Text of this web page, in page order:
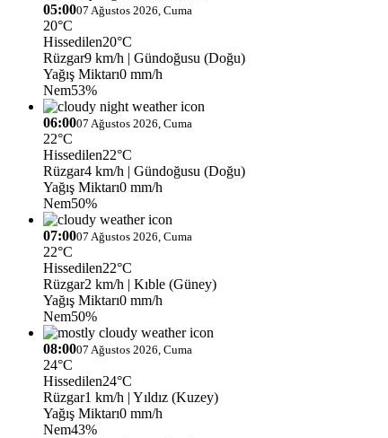
05:0007 Ağustos 2026, Cuma
20°C
Hissedilen20°C
Rüzgar9 km/h | Gündoğusu (Doğu)
Yağış Miktarı0 mm/h
Nem53%
06:0007 Ağustos 2026, Cuma
22°C
Hissedilen22°C
Rüzgar4 km/h | Gündoğusu (Doğu)
Yağış Miktarı0 mm/h
Nem50%
07:0007 Ağustos 2026, Cuma
22°C
Hissedilen22°C
Rüzgar2 km/h | Kıble (Güney)
Yağış Miktarı0 mm/h
Nem50%
08:0007 Ağustos 2026, Cuma
24°C
Hissedilen24°C
Rüzgar1 km/h | Yıldız (Kuzey)
Yağış Miktarı0 mm/h
Nem43%